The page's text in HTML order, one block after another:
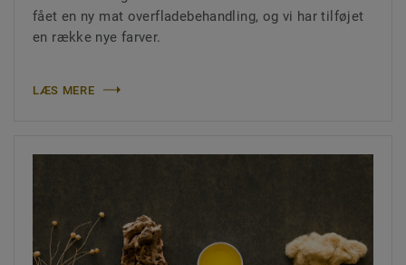
fået en ny mat overfladebehandling, og vi har tilføjet
en række nye farver.
LÆS MERE